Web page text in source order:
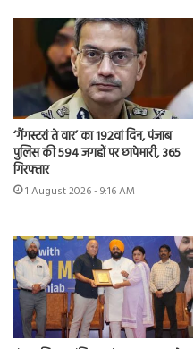
‘गैंगस्टरां ते वार’ का 192वां दिन, पंजाब
पुलिस की 594 जगहों पर छापेमारी, 365
गिरफ्तार
1 August 2026 - 9:16 AM